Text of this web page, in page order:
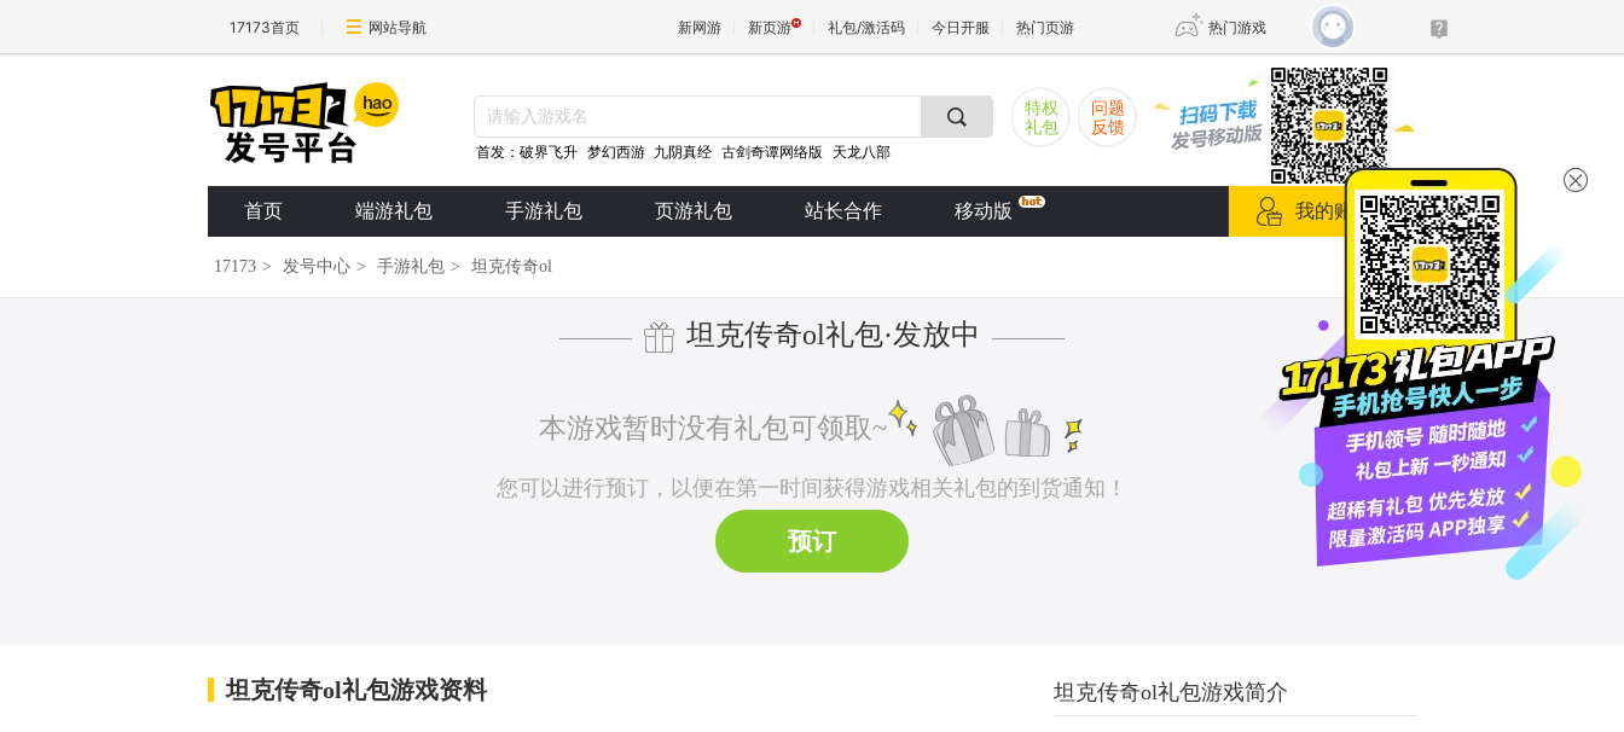
17173首页 网站导航 新网游 新页游 礼包/激活码 今日开服 热门页游 热门游戏
传奇4
新天龙八部
王权与自由 诛仙世界 新仙侠5
首发：破界飞升 梦幻西游 九阴真经 古剑奇谭网络版 天龙八部
特权
礼包
问题
反馈
首页 端游礼包 手游礼包 页游礼包 站长合作 移动版 我的账号箱
17173 > 发号中心 > 手游礼包 > 坦克传奇ol
——— 坦克传奇ol礼包·发放中 ———
本游戏暂时没有礼包可领取~
您可以进行预订，以便在第一时间获得游戏相关礼包的到货通知！
预订
坦克传奇ol礼包游戏资料 坦克传奇ol礼包游戏简介